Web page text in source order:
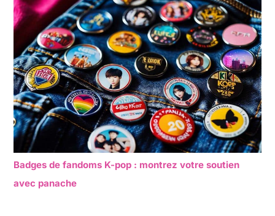
Badges de fandoms K-pop : montrez votre soutien
avec panache